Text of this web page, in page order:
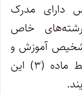
دارای مدرک
خاص
آموزش و
پرورش در صورت داشتن شرایط ماده (۳) این